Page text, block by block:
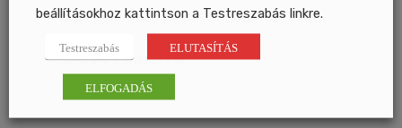
végleges, előadáson is látható formáját.
Szekáry Zsuzsanna
beállításokhoz kattintson a Testreszabás linkre.
Testreszabás ELUTASÍTÁS
ELFOGADÁS